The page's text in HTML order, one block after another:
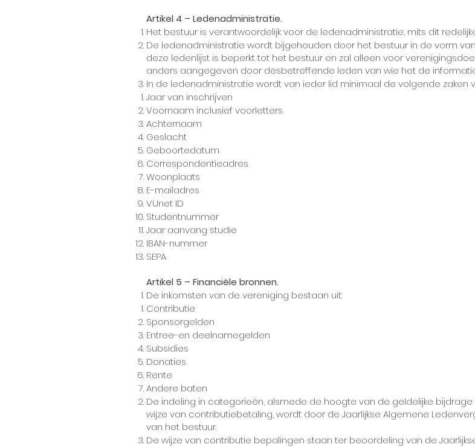
Artikel 4 – Ledenadministratie.
Het bestuur is verantwoordelijk voor de ledenadministratie, mits dit
De ledenadministratie wordt bijgehouden door het bestuur in de vorm
deze ledenlijst is beperkt tot het bestuur en zal alleen voor
anders aangegeven door desbetreffende leden van wie het de
In de ledenadministratie wordt van ieder lid minimaal de volgende zaken
Jaar van inschrijven
Voornaam inclusief voorletters
Achternaam
Geslacht
Geboortedatum
Correspondentieadres
Woonplaats
E-mailadres
VUnet ID
Studentnummer
Jaar aanvang studie
IBAN-nummer ​
SEPA
Artikel 5 – Financiële bronnen.
De inkomsten van de vereniging bestaan uit:
Contributie
Sponsorgelden
Entree-en deelnamegelden
Subsidies
Donaties
Rente
Andere baten
De indeling in categorieën, alsmede de hoogte van de geldelijke
wijze van contributiebetaling, wordt door de Jaarlijkse Algemene
van het bestuur.
De wijze van contributie bepalingen staan ter beoordeling van de